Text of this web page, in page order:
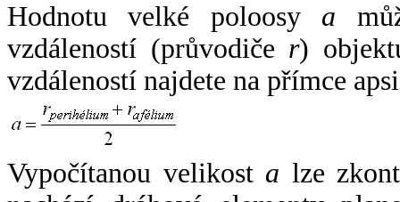
Hodnotu velké poloosy a
vzdáleností (průvodiče r)
vzdáleností najdete na přímce
Vypočítanou velikost a lze